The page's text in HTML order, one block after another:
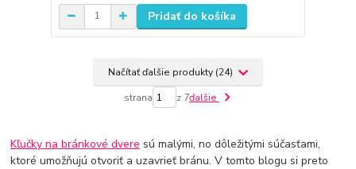
Pridať do košíka
Načítať ďalšie produkty (24)
strana z 7ďalšie
Kľučky na bránkové dvere sú malými, no dôležitými súčasťami,
ktoré umožňujú otvoriť a uzavrieť bránu. V tomto blogu si preto